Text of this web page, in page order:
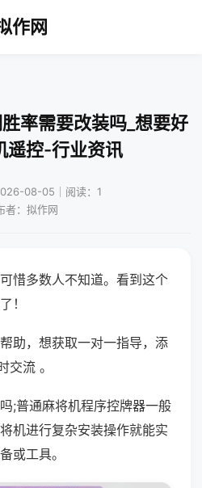
作网
率需要改装吗_想要好
遥控-行业资讯
08-05｜阅读：1
者：拟作网
惜多数人不知道。看到这个
！
助，想获取一对一指导，添
流 。
;普通麻将机程序控牌器一般
机进行复杂安装操作就能实
或工具。